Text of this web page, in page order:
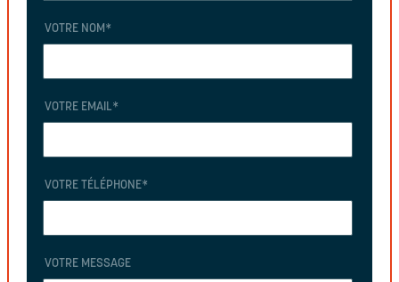
VOTRE NOM*
VOTRE EMAIL*
VOTRE TÉLÉPHONE*
VOTRE MESSAGE